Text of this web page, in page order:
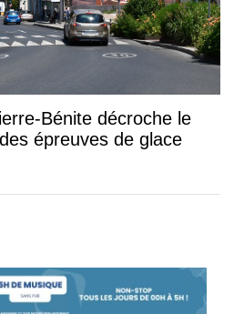
Bénite décroche le
épreuves de glace